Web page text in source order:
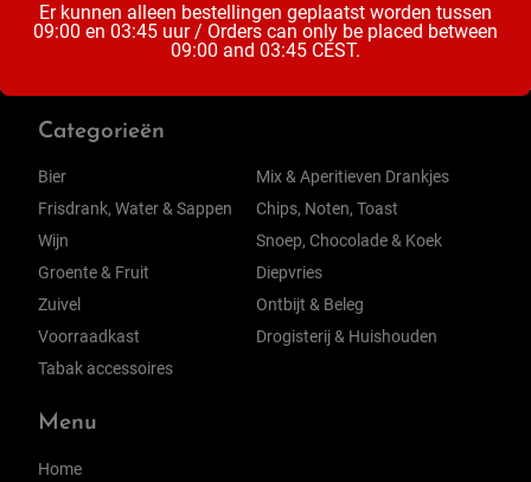
Categorieën
Bier
Frisdrank, Water & Sappen
Wijn
Groente & Fruit
Zuivel
Voorraadkast
Tabak accessoires
Mix & Aperitieven Drankjes
Chips, Noten, Toast
Snoep, Chocolade & Koek
Diepvries
Ontbijt & Beleg
Drogisterij & Huishouden
Menu
Home
Er kunnen alleen bestellingen geplaatst worden tussen
09:00 en 03:45 uur / Orders can only be placed between
09:00 and 03:45 CEST.